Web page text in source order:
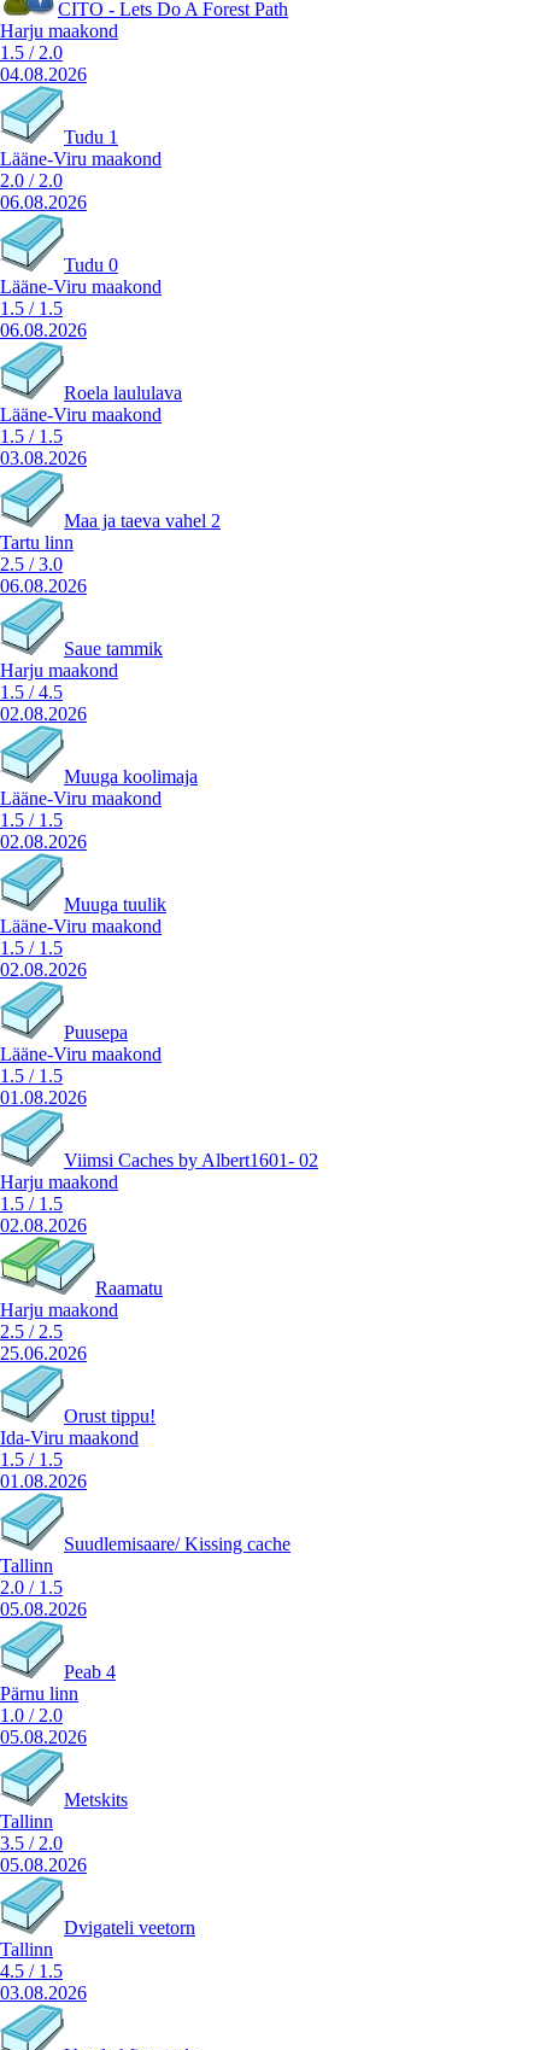
CITO - Lets Do A Forest Path
Harju maakond
1.5 / 2.0
04.08.2026
Tudu 1
Lääne-Viru maakond
2.0 / 2.0
06.08.2026
Tudu 0
Lääne-Viru maakond
1.5 / 1.5
06.08.2026
Roela laululava
Lääne-Viru maakond
1.5 / 1.5
03.08.2026
Maa ja taeva vahel 2
Tartu linn
2.5 /3.0
06.08.2026
Saue tammik
Harju maakond
1.5 /4.5
02.08.2026
Muuga koolimaja
Lääne-Viru maakond
1.5 / 1.5
02.08.2026
Muuga tuulik
Lääne-Viru maakond
1.5 / 1.5
02.08.2026
Puusepa
Lääne-Viru maakond
1.5 / 1.5
01.08.2026
Viimsi Caches by Albert1601- 02
Harju maakond
1.5 / 1.5
02.08.2026
Raamatu
Harju maakond
2.5 / 2.5
25.06.2026
Orust tippu!
Ida-Viru maakond
1.5 / 1.5
01.08.2026
Suudlemisaare/ Kissing cache
Tallinn
2.0 / 1.5
05.08.2026
Peab 4
Pärnu linn
1.0 / 2.0
05.08.2026
Metskits
Tallinn
3.5 / 2.0
05.08.2026
Dvigateli veetorn
Tallinn
4.5 / 1.5
03.08.2026